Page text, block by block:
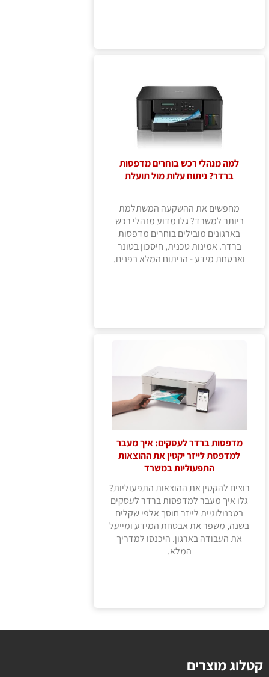
למה מנהלי רכש בוחרים מדפסות
ברדר? ניתוח עלות מול תועלת
מחפשים את ההשקעה המשתלמת
ביותר למשרד? גלו מדוע מנהלי רכש
בארגונים מובילים בוחרים מדפסות
ברדר. אמינות טכנית, חיסכון בטונר
ואבטחת מידע - הניתוח המלא בפנים.
מדפסות ברדר לעסקים: איך מעבר
למדפסת לייזר יקטין את ההוצאות
התפעוליות במשרד
רוצים להקטין את ההוצאות התפעוליות?
גלו איך מעבר למדפסות ברדר לעסקים
בטכנולוגיית לייזר חוסך אלפי שקלים
בשנה, משפר את אבטחת המידע ומייעל
את העבודה בארגון. היכנסו למדריך
המלא.
קטלוג מוצרים